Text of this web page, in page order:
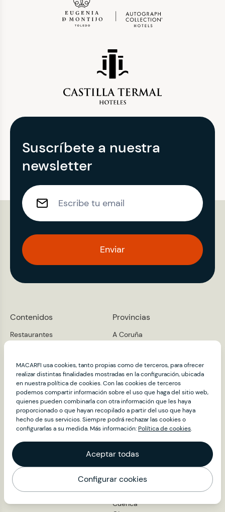
Mapa
Suscríbete a nuestra
newsletter
Enviar
Contenidos
Restaurantes
Noticias
Embajadores
Sala de prensa
Contacto
Provincias
A Coruña
Alicante
Almería
Asturias
Ávila
Badajoz
Barcelona
Burgos
Cáceres
Cádiz
Ciudad Real
Córdoba
Cuenca
MACARFI usa cookies, tanto propias como de terceros, para ofrecer
realizar distintas finalidades mostradas en la configuración, ubicada
en nuestra política de cookies. Con las cookies de terceros
podemos compartir información sobre el uso que haga del sitio web,
quienes pueden combinarla con otra información que les haya
proporcionado o que hayan recopilado a partir del uso que haya
hecho de sus servicios. Siempre podrá rechazar las cookies o
configurarlas a su medida. Más información:Política de cookies.
Aceptar todas
Configurar cookies